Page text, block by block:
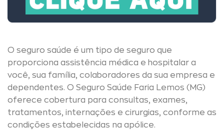
O seguro saúde é um tipo de seguro que
proporciona assistência médica e hospitalar a
você, sua família, colaboradores da sua empresa e
dependentes. O Seguro Saúde Faria Lemos (MG)
oferece cobertura para consultas, exames,
tratamentos, internações e cirurgias, conforme as
condições estabelecidas na apólice.